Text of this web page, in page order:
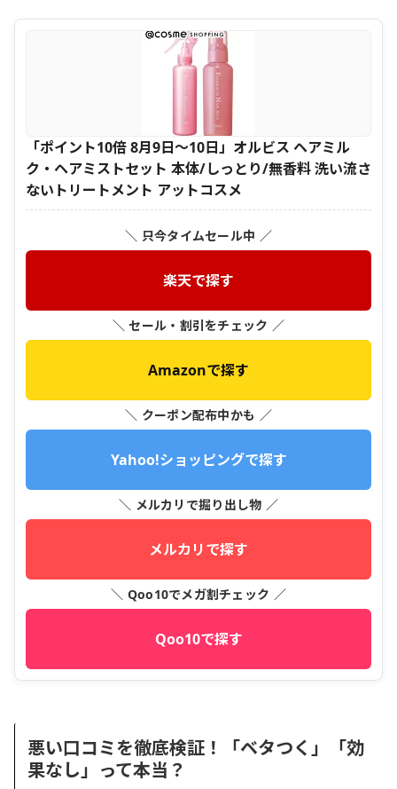
「ポイント10倍 8月9日〜10日」オルビス ヘアミル
ク・ヘアミストセット 本体/しっとり/無香料 洗い流さ
ないトリートメント アットコスメ
＼ 只今タイムセール中 ／
楽天で探す
＼ セール・割引をチェック ／
Amazonで探す
＼ クーポン配布中かも ／
Yahoo!ショッピングで探す
＼ メルカリで掘り出し物 ／
メルカリで探す
＼ Qoo10でメガ割チェック ／
Qoo10で探す
悪い口コミを徹底検証！「ベタつく」「効
果なし」って本当？